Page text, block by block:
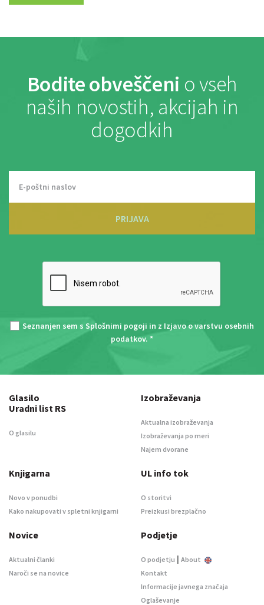
Bodite obveščeni o vseh
naših novostih, akcijah in
dogodkih
PRIJAVA
Seznanjen sem s Splošnimi pogoji in z Izjavo o varstvu osebnih
podatkov. *
Glasilo
Uradni list RS
O glasilu
Izobraževanja
Aktualna izobraževanja
Izobraževanja po meri
Najem dvorane
Knjigarna
Novo v ponudbi
Kako nakupovati v spletni knjigarni
UL info tok
O storitvi
Preizkusi brezplačno
Novice
Aktualni članki
Naroči se na novice
Podjetje
O podjetju | About
Kontakt
Informacije javnega značaja
Oglaševanje